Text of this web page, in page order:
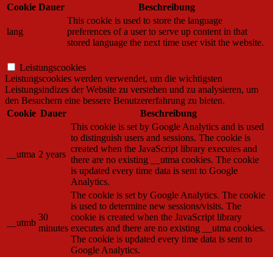
Cookie Dauer Beschreibung
lang
This cookie is used to store the language
preferences of a user to serve up content in that
stored language the next time user visit the website.
Leistungscookies
Leistungscookies werden verwendet, um die wichtigsten
Leistungsindizes der Website zu verstehen und zu analysieren, um
den Besuchern eine bessere Benutzererfahrung zu bieten.
Cookie Dauer Beschreibung
__utma 2 years
This cookie is set by Google Analytics and is used
to distinguish users and sessions. The cookie is
created when the JavaScript library executes and
there are no existing __utma cookies. The cookie
is updated every time data is sent to Google
Analytics.
__utmb
30
minutes
The cookie is set by Google Analytics. The cookie
is used to determine new sessions/visits. The
cookie is created when the JavaScript library
executes and there are no existing __utma cookies.
The cookie is updated every time data is sent to
Google Analytics.